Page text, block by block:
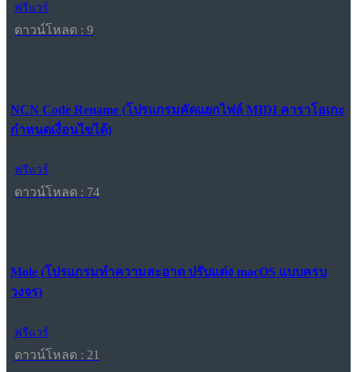
ฟรีแวร์
ดาวน์โหลด : 9
NCN Code Rename (โปรแกรมคัดแยกไฟล์ MIDI คาราโอเกะ
กำหนดเงื่อนไขได้)
ฟรีแวร์
ดาวน์โหลด : 74
Mole (โปรแกรมทำความสะอาด ปรับแต่ง macOS แบบครบ
วงจร)
ฟรีแวร์
ดาวน์โหลด : 21